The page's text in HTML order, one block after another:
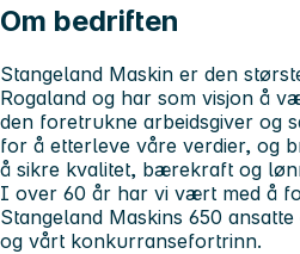
Om bedriften
Stangeland Maskin er den
Rogaland og har som visjon å
den foretrukne arbeidsgiver og
for å etterleve våre verdier, og
å sikre kvalitet, bærekraft og
I over 60 år har vi vært med å
Stangeland Maskins 650
og vårt konkurransefortrinn.